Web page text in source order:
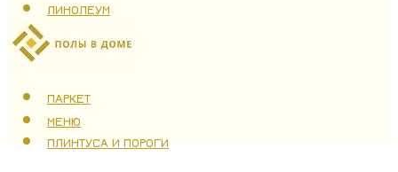
ЛИНОЛЕУМ
ТЕПЛЫЙ ПОЛ
ПАРКЕТ
ПЛИНТУСА И ПОРОГИ
МЕНЮ